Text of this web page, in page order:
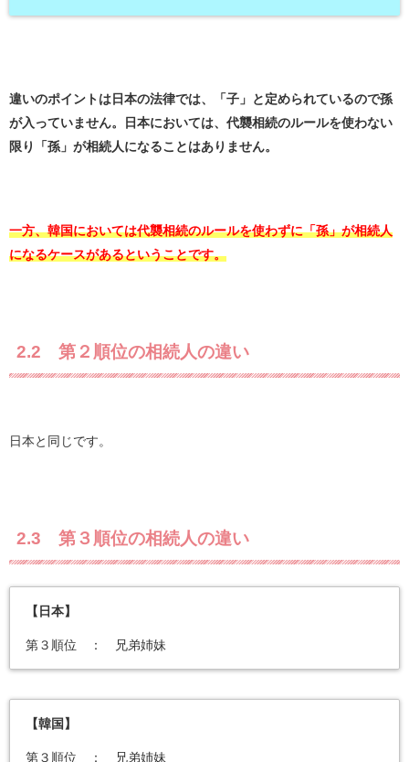
違いのポイントは日本の法律では、「子」と定められているので孫
が入っていません。日本においては、代襲相続のルールを使わない
限り「孫」が相続人になることはありません。
一方、韓国においては代襲相続のルールを使わずに「孫」が相続人
になるケースがあるということです。
2.2 第２順位の相続人の違い
日本と同じです。
2.3 第３順位の相続人の違い
【日本】
第３順位 ： 兄弟姉妹
【韓国】
第３順位 ： 兄弟姉妹